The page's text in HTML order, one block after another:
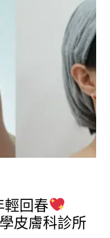
回春
皮膚科診所